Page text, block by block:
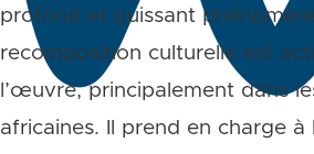
profond et puissant
recomposition culturelle est
l’œuvre, principalement dans
africaines. Il prend en charge à